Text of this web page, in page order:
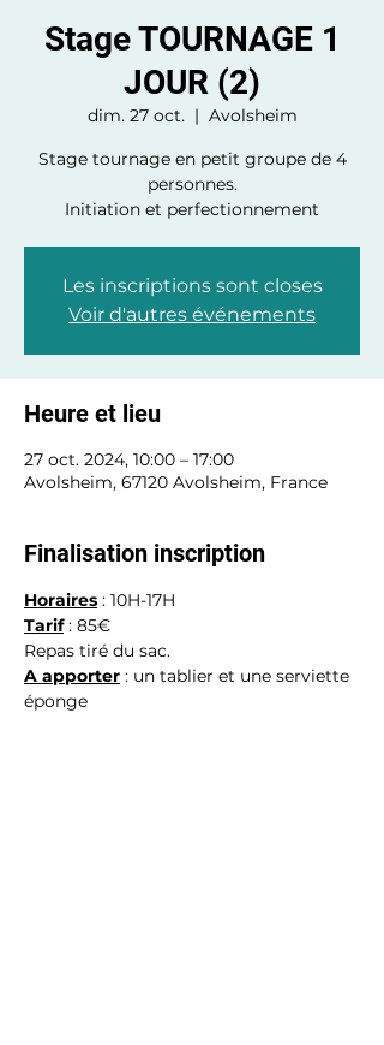
Stage TOURNAGE 1
JOUR (2)
dim. 27 oct.
  |
Avolsheim
Stage tournage en petit groupe de 4
personnes.
Initiation et perfectionnement
Les inscriptions sont closes
Voir d'autres événements
Heure et lieu
27 oct. 2024, 10:00 – 17:00
Avolsheim, 67120 Avolsheim, France
Finalisation inscription
Horaires : 10H-17H
Tarif : 85€
Repas tiré du sac.
A apporter : un tablier et une serviette
éponge